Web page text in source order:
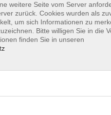
weitere Seite vom Server
zurück. Cookies wurden als
um sich Informationen zu
Bitte willigen Sie in die
finden Sie in unseren